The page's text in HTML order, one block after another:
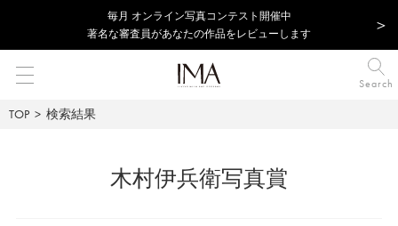
毎⽉ オンライン写真コンテスト開催中
著名な審査員があなたの作品をレビューします
Search
TOP 検索結果
木村伊兵衛写真賞